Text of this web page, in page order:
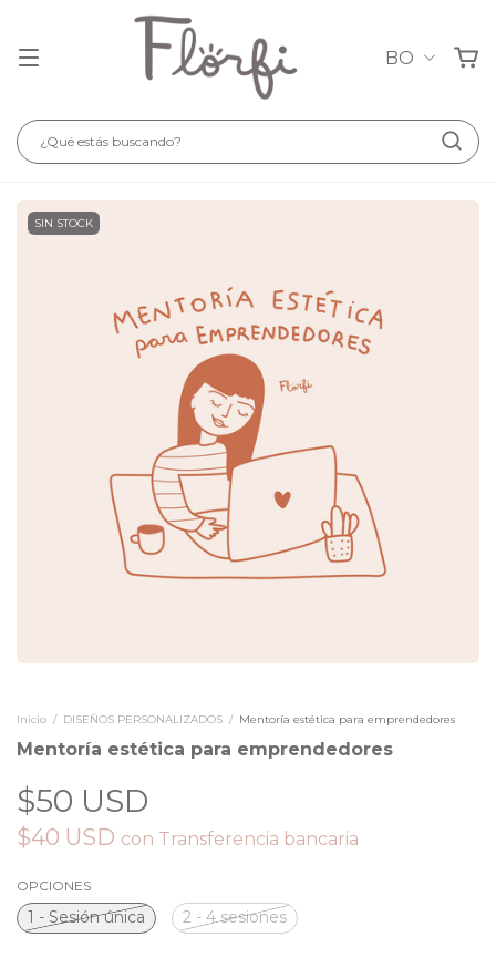
BO
SIN STOCK
Inicio / DISEÑOS PERSONALIZADOS / Mentoría estética para emprendedores
Mentoría estética para emprendedores
$50 USD
$40 USD con Transferencia bancaria
OPCIONES
1 - Sesión única 2 - 4 sesiones